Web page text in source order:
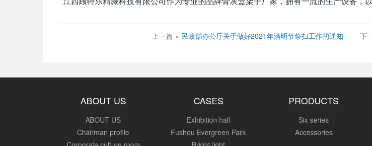
上一篇 « 民政部办公厅关于做好2021年清明节祭扫工作的通知 下
ABOUT US
ABOUT US
Chairman profile
CASES
Exhibition hall
Fushou Evergreen Park
PRODUCTS
Six series
Accessories